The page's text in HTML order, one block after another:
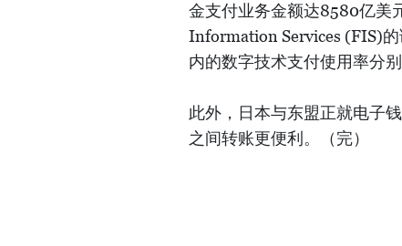
金支付业务金额达8580亿美
Information Services (FIS)
内的数字技术支付使用率分别
此外，日本与东盟正就电子
之间转账更便利。（完）